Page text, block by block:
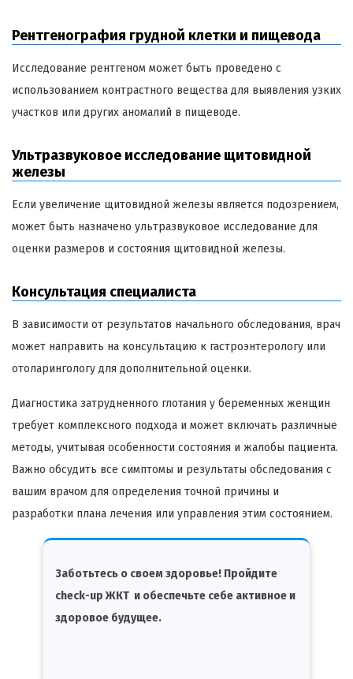
Рентгенография грудной клетки и пищевода
Исследование рентгеном может быть проведено с
использованием контрастного вещества для выявления узких
участков или других аномалий в пищеводе.
Ультразвуковое исследование щитовидной
железы
Если увеличение щитовидной железы является подозрением,
может быть назначено ультразвуковое исследование для
оценки размеров и состояния щитовидной железы.
Консультация специалиста
В зависимости от результатов начального обследования, врач
может направить на консультацию к гастроэнтерологу или
отоларингологу для дополнительной оценки.
Диагностика затрудненного глотания у беременных женщин
требует комплексного подхода и может включать различные
методы, учитывая особенности состояния и жалобы пациента.
Важно обсудить все симптомы и результаты обследования с
вашим врачом для определения точной причины и
разработки плана лечения или управления этим состоянием.
Заботьтесь о своем здоровье! Пройдите
check-up ЖКТ и обеспечьте себе активное и
здоровое будущее.